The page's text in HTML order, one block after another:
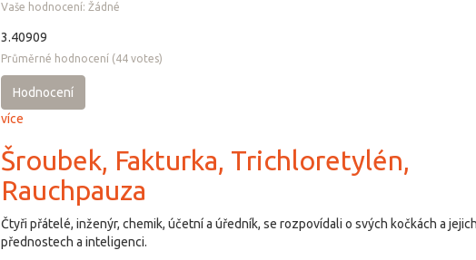
Vaše hodnocení: Žádné
3.40909
Průměrné hodnocení (44votes)
Hodnocení
více
Šroubek, Fakturka, Trichloretylén,
Rauchpauza
Čtyři přátelé, inženýr, chemik, účetní a úředník, se rozpovídali o svých kočkách a jejich
přednostech a inteligenci.